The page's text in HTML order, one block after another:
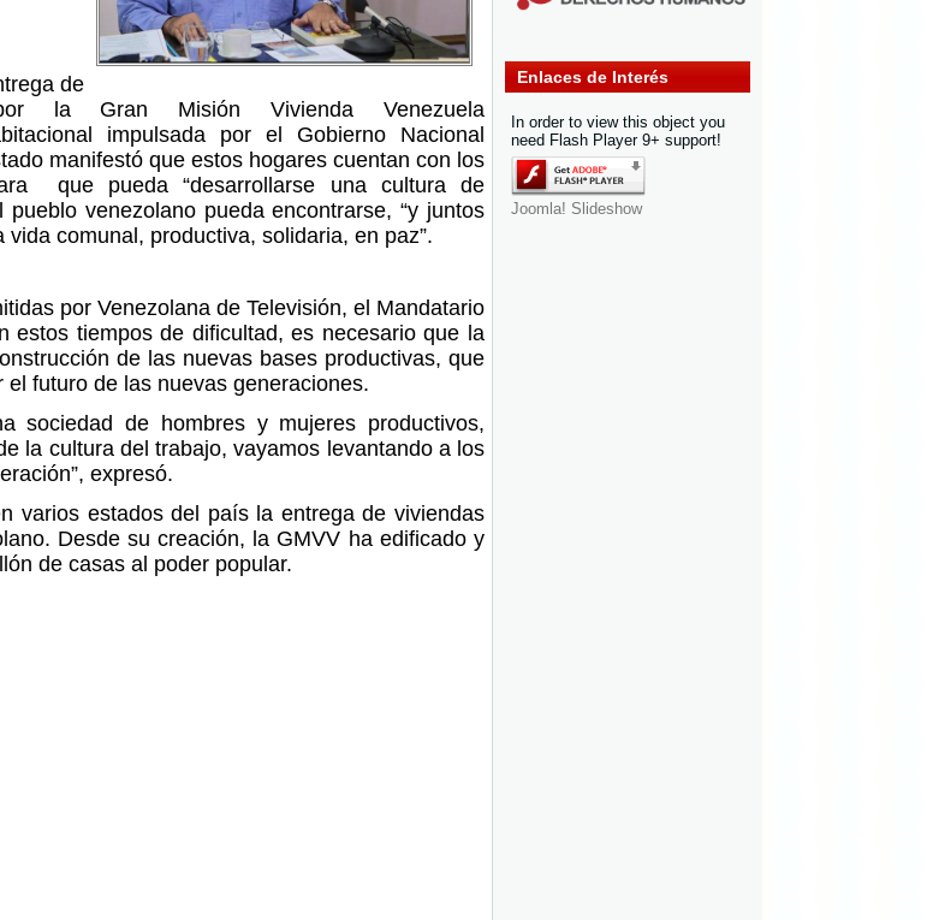
de
la Gran Misión Vivienda Venezuela
impulsada por el Gobierno Nacional
manifestó que estos hogares cuentan con los
que pueda “desarrollarse una cultura de
pueblo venezolano pueda encontrarse, “y juntos
comunal, productiva, solidaria, en paz”.
por Venezolana de Televisión, el Mandatario
estos tiempos de dificultad, es necesario que la
de las nuevas bases productivas, que
el futuro de las nuevas generaciones.
sociedad de hombres y mujeres productivos,
la cultura del trabajo, vayamos levantando a los
expresó.
varios estados del país la entrega de viviendas
Desde su creación, la GMVV ha edificado y
de casas al poder popular.
Enlaces de Interés
In order to view this object you
need Flash Player 9+ support!
Joomla! Slideshow